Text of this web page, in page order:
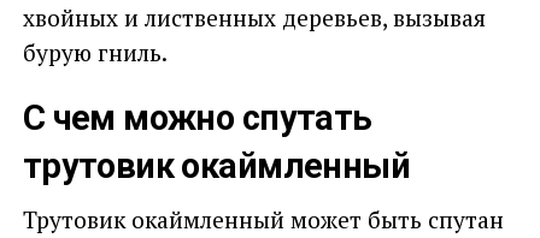
хвойных и лиственных деревьев, вызывая
бурую гниль.
С чем можно спутать
трутовик окаймленный
Трутовик окаймленный может быть спутан